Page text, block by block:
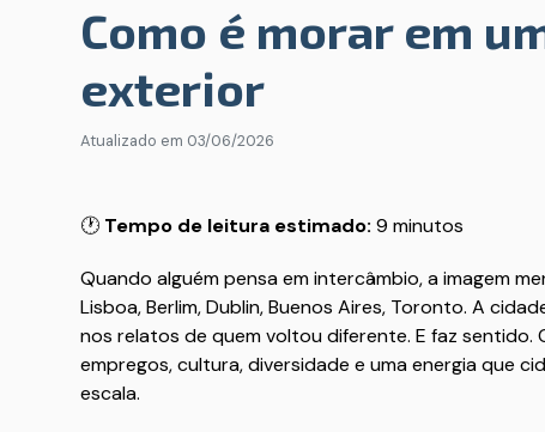
Como é morar em
exterior
Atualizado em 03/06/2026
🕐 Tempo de leitura estimado: 9 minutos
Quando alguém pensa em intercâmbio, a imagem
Lisboa, Berlim, Dublin, Buenos Aires, Toronto. A
nos relatos de quem voltou diferente. E faz
empregos, cultura, diversidade e uma energia que
escala.